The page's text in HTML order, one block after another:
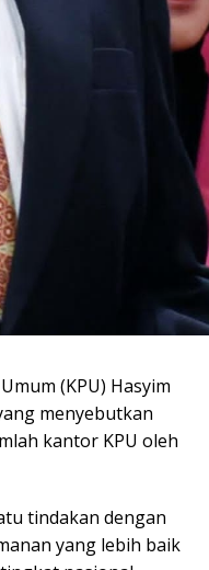
(KPU) Hasyim
menyebutkan
kantor KPU oleh
tindakan dengan
yang lebih baik